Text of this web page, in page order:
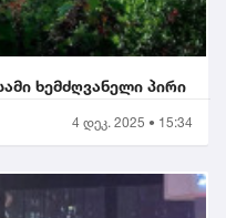
ხემძღვანელი პირი
4 დეკ. 2025 • 15:34